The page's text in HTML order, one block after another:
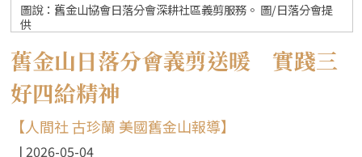
圖說：舊金山協會日落分會深耕社區義剪服務。 圖/日落分會提
供
舊金山日落分會義剪送暖 實踐三
好四給精神
【人間社 古珍蘭 美國舊金山報導】
2026-05-04